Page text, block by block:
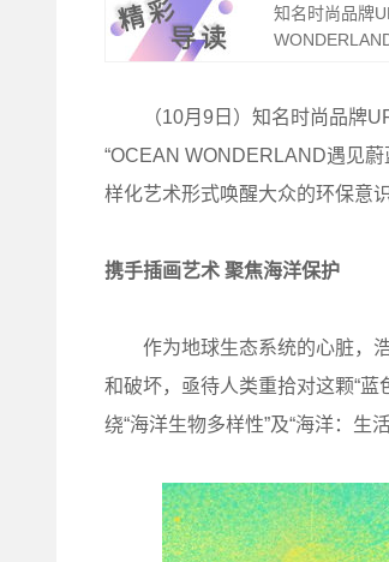
知名时尚品牌
（10月9日）知名时尚品牌UR
“OCEAN WONDERLAND遇见
样化艺术形式唤醒大众的环保意
携手插画艺术 聚焦海洋保护
作为地球生态系统的心脏，浩
和破坏，亟待人类重拾对这颗“
绕“海洋生物多样性”及“海洋：生